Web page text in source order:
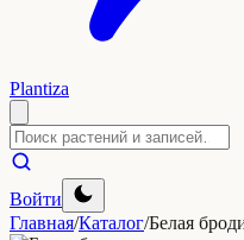
Plantiza
Войти
Главная/Каталог/Белая